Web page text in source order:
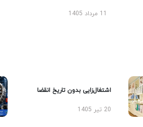
11 مرداد 1405
اشتغال‌زایی بدون تاریخ انقضا
20 تیر 1405